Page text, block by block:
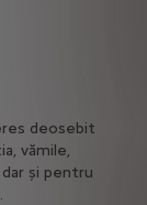
deosebit
vămile,
și pentru